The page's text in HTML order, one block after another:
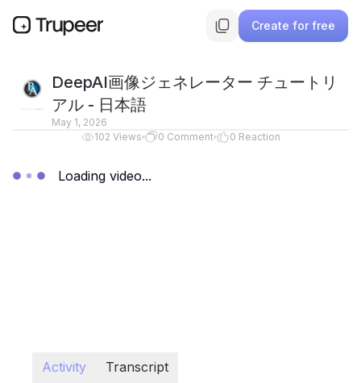
Create for free
DeepAI画像ジェネレーター チュートリ
アル - 日本語
May 1, 2026
102 Views 0 Comment 0 Reaction
Loading video...
Activity Transcript